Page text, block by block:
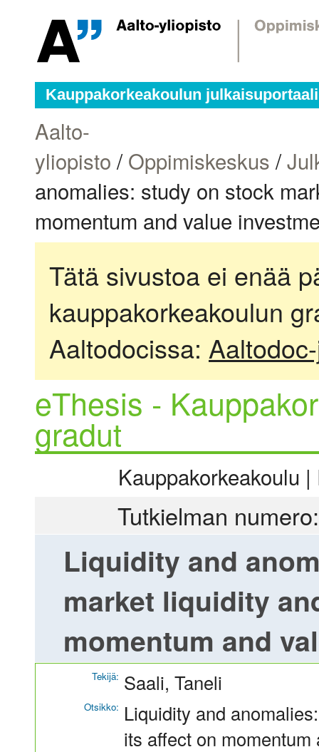
Kauppakorkeakoulun julkaisuportaali
Aalto-
yliopisto /Oppimiskeskus /
anomalies: study on stock
momentum and value
Tätä sivustoa ei enää
kauppakorkeakoulun
Aaltodocissa:
eThesis -
gradut
Kauppakorkeakoulu
Tutkielman
Liquidity and
market liquidity
momentum and
Tekijä: Saali, Taneli
Otsikko: Liquidity and
its affect on